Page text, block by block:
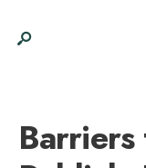
Barriers